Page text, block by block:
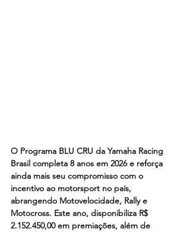
O Programa BLU CRU da Yamaha Racing
Brasil completa 8 anos em 2026 e reforça
ainda mais seu compromisso com o
incentivo ao motorsport no país,
abrangendo Motovelocidade, Rally e
Motocross. Este ano, disponibiliza R$
2.152.450,00 em premiações, além de